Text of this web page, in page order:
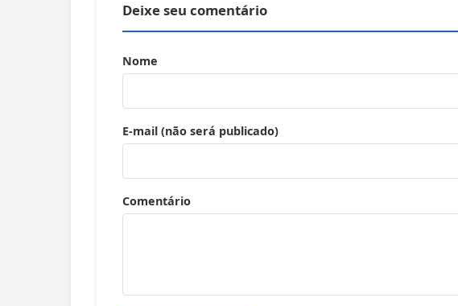
Deixe seu comentário
Nome
E-mail (não será publicado)
Comentário